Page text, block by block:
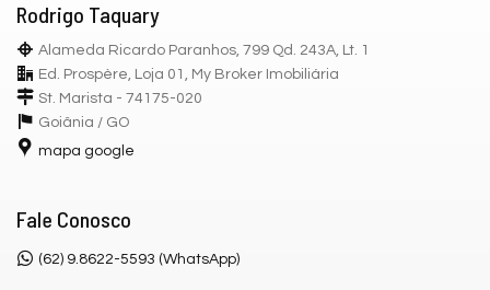
Rodrigo Taquary
Alameda Ricardo Paranhos, 799 Qd. 243A, Lt. 1
Ed. Prospère, Loja 01, My Broker Imobiliária
St. Marista - 74175-020
Goiânia / GO
mapa google
Fale Conosco
(62) 9.8622-5593 (WhatsApp)